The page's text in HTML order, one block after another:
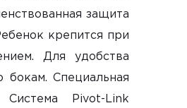
защита
крепится при
Для удобства
Специальная
Система Pivot-Link